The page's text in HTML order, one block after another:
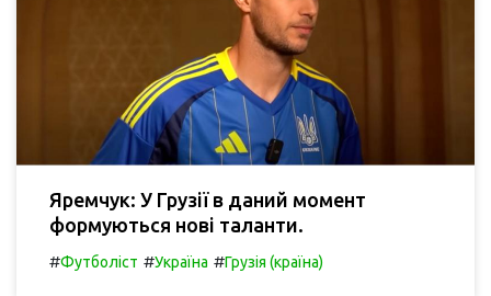
Яремчук: У Грузії в даний момент
формуються нові таланти.
#Футболіст #Україна #Грузія (країна)